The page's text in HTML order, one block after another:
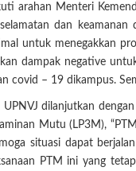
arahan Menteri
dan
untuk menegakkan
dampak negative
covid – 19 dikampus.
dilanjutkan
Mutu (LP3M),
situasi dapat
PTM ini yang